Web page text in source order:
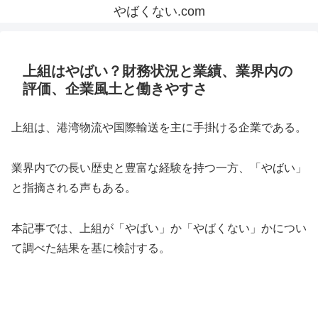
やばくない.com
上組はやばい？財務状況と業績、業界内の
評価、企業風土と働きやすさ
上組は、港湾物流や国際輸送を主に手掛ける企業である。
業界内での長い歴史と豊富な経験を持つ一方、「やばい」
と指摘される声もある。
本記事では、上組が「やばい」か「やばくない」かについ
て調べた結果を基に検討する。